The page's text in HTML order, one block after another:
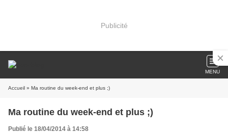
Publicité
MENU
Accueil » Ma routine du week-end et plus ;)
Ma routine du week-end et plus ;)
Publié le 18/04/2014 à 14:58